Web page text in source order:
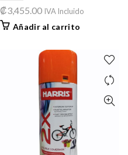
₡3,455.00 IVA Incluido
Añadir al carrito